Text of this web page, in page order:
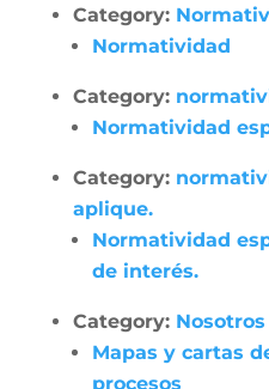
Category:
Normatividad
Category:
Normatividad
Category:
aplique.
Normatividad
de interés.
Category: Nosotros
Mapas y cartas
procesos